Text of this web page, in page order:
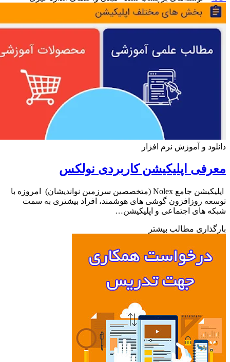
و آموزش نرم افزار
اپلیکیشن کاربردی نولکس
اپلیکیشن جامع Nolex (متخصصین سرزمین نواندیشان) امروزه با
روزافزون گوشی های هوشمند، افراد بیشتری به سمت
های اجتماعی و اپلیکیشن…
مطالب بیشتر